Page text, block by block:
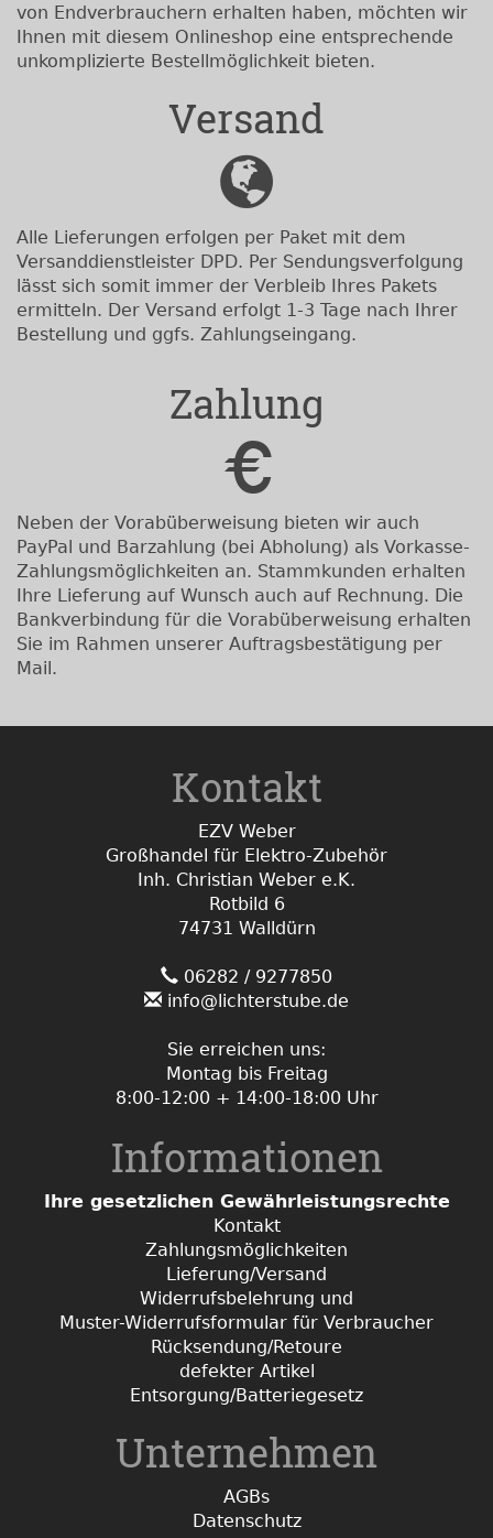
von Endverbrauchern erhalten haben, möchten wir
Ihnen mit diesem Onlineshop eine entsprechende
unkomplizierte Bestellmöglichkeit bieten.
Versand
Alle Lieferungen erfolgen per Paket mit dem
Versanddienstleister DPD. Per Sendungsverfolgung
lässt sich somit immer der Verbleib Ihres Pakets
ermitteln. Der Versand erfolgt 1-3 Tage nach Ihrer
Bestellung und ggfs. Zahlungseingang.
Zahlung
Neben der Vorabüberweisung bieten wir auch
PayPal und Barzahlung (bei Abholung) als Vorkasse-
Zahlungsmöglichkeiten an. Stammkunden erhalten
Ihre Lieferung auf Wunsch auch auf Rechnung. Die
Bankverbindung für die Vorabüberweisung erhalten
Sie im Rahmen unserer Auftragsbestätigung per
Mail.
Kontakt
EZV Weber
Großhandel für Elektro-Zubehör
Inh. Christian Weber e.K.
Rotbild 6
74731 Walldürn
06282 / 9277850
info@lichterstube.de
Sie erreichen uns:
Montag bis Freitag
8:00-12:00 + 14:00-18:00 Uhr
Informationen
Ihre gesetzlichen Gewährleistungsrechte
Kontakt
Zahlungsmöglichkeiten
Lieferung/Versand
Widerrufsbelehrung und
Muster-Widerrufsformular für Verbraucher
Rücksendung/Retoure
defekter Artikel
Entsorgung/Batteriegesetz
Unternehmen
AGBs
Datenschutz